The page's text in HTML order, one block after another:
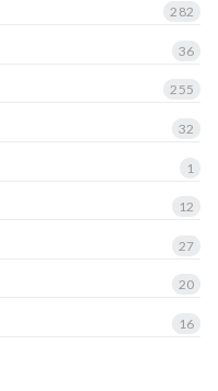
282
36
255
32
1
12
27
20
16